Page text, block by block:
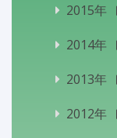
2015年
2014年
2013年
2012年